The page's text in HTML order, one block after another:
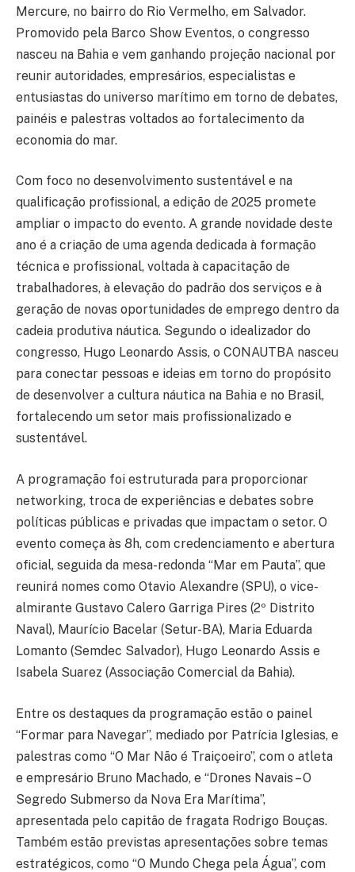
Mercure, no bairro do Rio Vermelho, em Salvador.
Promovido pela Barco Show Eventos, o congresso
nasceu na Bahia e vem ganhando projeção nacional por
reunir autoridades, empresários, especialistas e
entusiastas do universo marítimo em torno de debates,
painéis e palestras voltados ao fortalecimento da
economia do mar.
Com foco no desenvolvimento sustentável e na
qualificação profissional, a edição de 2025 promete
ampliar o impacto do evento. A grande novidade deste
ano é a criação de uma agenda dedicada à formação
técnica e profissional, voltada à capacitação de
trabalhadores, à elevação do padrão dos serviços e à
geração de novas oportunidades de emprego dentro da
cadeia produtiva náutica. Segundo o idealizador do
congresso, Hugo Leonardo Assis, o CONAUTBA nasceu
para conectar pessoas e ideias em torno do propósito
de desenvolver a cultura náutica na Bahia e no Brasil,
fortalecendo um setor mais profissionalizado e
sustentável.
A programação foi estruturada para proporcionar
networking, troca de experiências e debates sobre
políticas públicas e privadas que impactam o setor. O
evento começa às 8h, com credenciamento e abertura
oficial, seguida da mesa-redonda “Mar em Pauta”, que
reunirá nomes como Otavio Alexandre (SPU), o vice-
almirante Gustavo Calero Garriga Pires (2º Distrito
Naval), Maurício Bacelar (Setur-BA), Maria Eduarda
Lomanto (Semdec Salvador), Hugo Leonardo Assis e
Isabela Suarez (Associação Comercial da Bahia).
Entre os destaques da programação estão o painel
“Formar para Navegar”, mediado por Patrícia Iglesias, e
palestras como “O Mar Não é Traiçoeiro”, com o atleta
e empresário Bruno Machado, e “Drones Navais – O
Segredo Submerso da Nova Era Marítima”,
apresentada pelo capitão de fragata Rodrigo Bouças.
Também estão previstas apresentações sobre temas
estratégicos, como “O Mundo Chega pela Água”, com